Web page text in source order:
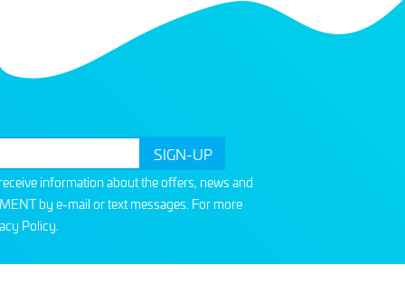
information about the offers, news and
by e-mail or text messages. For more
Policy.